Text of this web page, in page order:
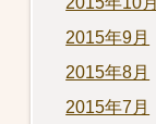
2015年9月
2015年8月
2015年7月